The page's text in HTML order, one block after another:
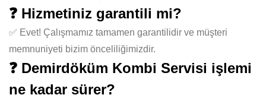
❓ Hizmetiniz garantili mi?
✅ Evet! Çalışmamız tamamen garantilidir ve müşteri
memnuniyeti bizim önceliliğimizdir.
❓ Demirdöküm Kombi Servisi işlemi
ne kadar sürer?